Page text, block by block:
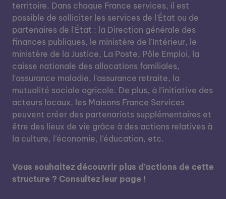
territoire. Dans chaque France services, il est
possible de solliciter les services de l'État ou de
partenaires de l'État : la Direction générale des
finances publiques, le ministère de l'Intérieur, le
ministère de la Justice, La Poste, Pôle Emploi, la
caisse nationale des allocations familiales,
l'assurance maladie, l'assurance retraite, la
mutualité sociale agricole. De plus, à l’initiative des
acteurs locaux, les Maisons France Services
peuvent créer des partenariats supplémentaires et
être des lieux de vie grâce à des actions relatives à
la culture, l’économie, l’éducation, etc.
Vous souhaitez découvrir plus d’actions de cette
structure ? Consultez leur page !